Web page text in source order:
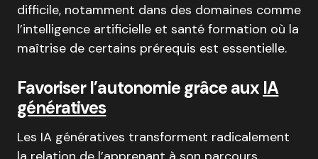
difficile, notamment dans des domaines comme
l’intelligence artificielle et santé formation où la
maîtrise de certains prérequis est essentielle.
Favoriser l’autonomie grâce aux IA
génératives
Les IA génératives transforment radicalement